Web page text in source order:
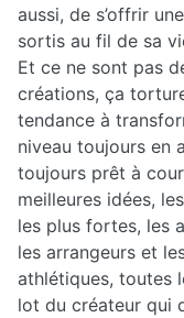
aussi, de s’offrir
sortis au fil de sa
Et ce ne sont pas
créations, ça
tendance à
niveau toujours en
toujours prêt à
meilleures idées,
les plus fortes, les
les arrangeurs et
athlétiques, toutes
lot du créateur qui